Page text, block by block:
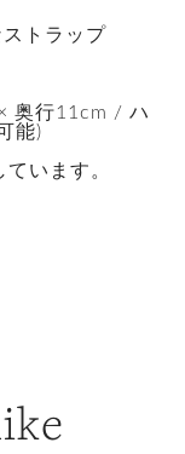
トラップ
奥行11cm / ハ
能)
います。